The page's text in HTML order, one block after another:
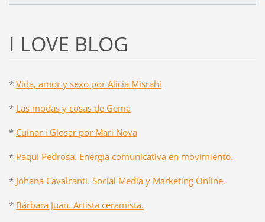
I LOVE BLOG
* Vida, amor y sexo por Alicia Misrahi
* Las modas y cosas de Gema
* Cuinar i Glosar por Mari Nova
* Paqui Pedrosa. Energía comunicativa en movimiento.
* Johana Cavalcanti. Social Media y Marketing Online.
* Bárbara Juan. Artista ceramista.